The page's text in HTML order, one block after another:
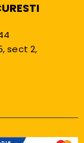
sect 2,